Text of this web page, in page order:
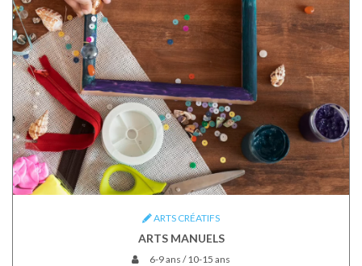
ARTS CRÉATIFS
ARTS MANUELS
6-9 ans / 10-15 ans